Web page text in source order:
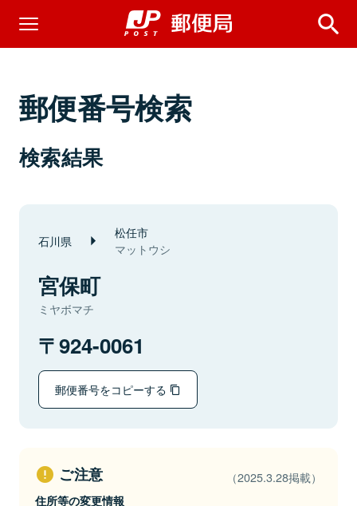
郵便番号検索
検索結果
石川県 松任市
マットウシ
宮保町
ミヤボマチ
924-0061
郵便番号をコピーする
ご注意 （2025.3.28掲載）
住所等の変更情報